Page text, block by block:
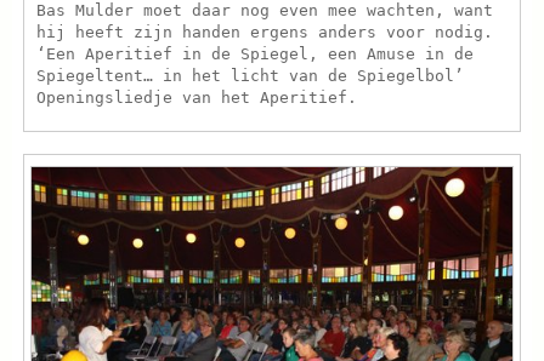
Bas Mulder moet daar nog even mee wachten, want
hij heeft zijn handen ergens anders voor nodig.
‘Een Aperitief in de Spiegel, een Amuse in de
Spiegeltent… in het licht van de Spiegelbol’
Openingsliedje van het Aperitief.